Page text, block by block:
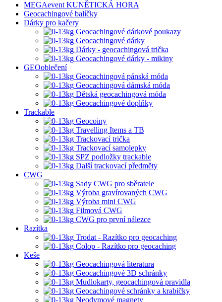
MEGAevent KUNĚTICKÁ HORA
Geocachingové balíčky
Dárky pro kačery
Geocachingové dárkové poukazy
Geocachingové dárky
Dárky - geocachingová trička
Geocachingové dárky - mikiny
GEOoblečení
Geocachingová pánská móda
Geocachingová dámská móda
Dětská geocachingová móda
Geocachingové doplňky
Trackable
Geocoiny
Travelling Items a TB
Trackovací trička
Trackovací samolepky
SPZ podložky trackable
Další trackovací předměty
CWG
Sady CWG pro sběratele
Výroba gravírovaných CWG
Výroba mini CWG
Filmová CWG
CWG pro první nálezce
Razítka
Trodat - Razítko pro geocaching
Colop - Razítko pro geocaching
Keše
Geocachingová literatura
Geocachingové 3D schránky
Mudlokarty, geocachingová pravidla
Geocachingové schránky a krabičky
Neodymové magnety